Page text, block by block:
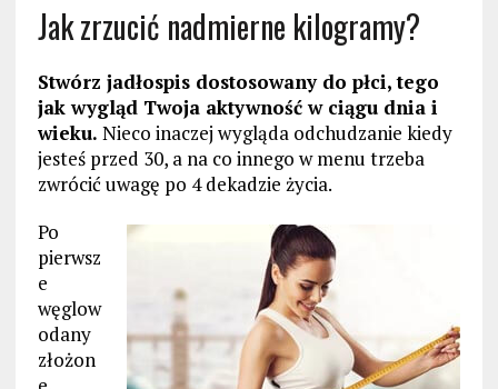
Jak zrzucić nadmierne kilogramy?
Stwórz jadłospis dostosowany do płci, tego
jak wygląd Twoja aktywność w ciągu dnia i
wieku. Nieco inaczej wygląda odchudzanie kiedy
jesteś przed 30, a na co innego w menu trzeba
zwrócić uwagę po 4 dekadzie życia.
Po
pierwsz
e
węglow
odany
złożon